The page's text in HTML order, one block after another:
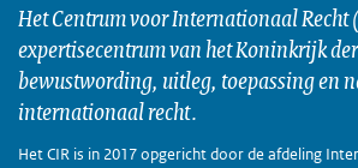
Het Centrum voor Internationaal Recht
expertisecentrum van het Koninkrijk
bewustwording, uitleg, toepassing en
internationaal recht.
Het CIR is in 2017 opgericht door de afdeling